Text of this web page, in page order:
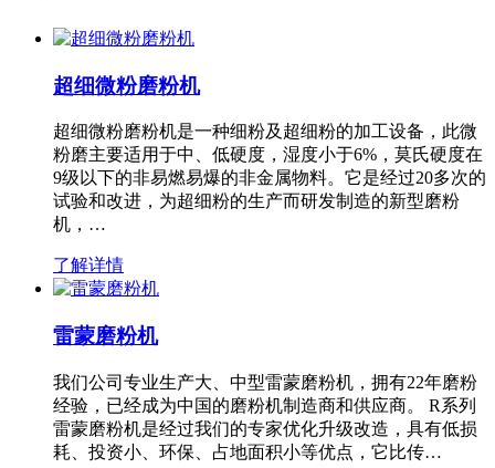
超细微粉磨粉机
超细微粉磨粉机是一种细粉及超细粉的加工设备，此微
粉磨主要适用于中、低硬度，湿度小于6%，莫氏硬度在
9级以下的非易燃易爆的非金属物料。它是经过20多次的
试验和改进，为超细粉的生产而研发制造的新型磨粉
机，…
了解详情
雷蒙磨粉机
我们公司专业生产大、中型雷蒙磨粉机，拥有22年磨粉
经验，已经成为中国的磨粉机制造商和供应商。 R系列
雷蒙磨粉机是经过我们的专家优化升级改造，具有低损
耗、投资小、环保、占地面积小等优点，它比传…